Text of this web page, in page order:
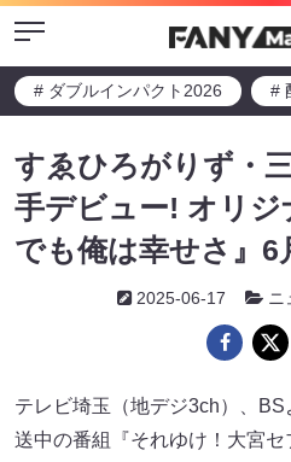
Menu
# ダブルインパクト2026 #
すゑひろがりず・
手デビュー! オリ
でも俺は幸せさ』6
2025-06-17 ニ
テレビ埼玉（地デジ3ch）、
送中の番組『それゆけ！大宮